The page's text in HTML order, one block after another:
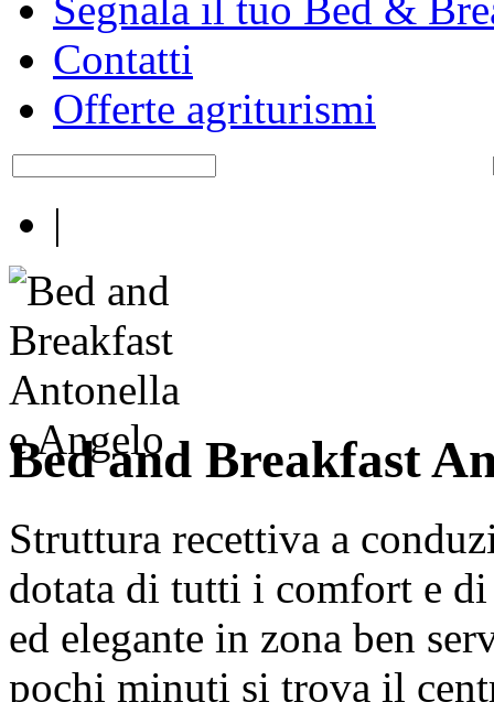
Contatti
Offerte agriturismi
|
Bed and Breakfast
Struttura recettiva a
dotata di tutti i comfort e
ed elegante in zona ben
pochi minuti si trova il